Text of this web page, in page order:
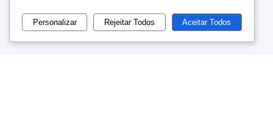
Personalizar Rejeitar Todos Aceitar Todos